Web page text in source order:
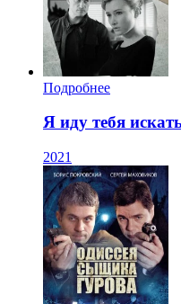
Подробнее
Я иду тебя
2021